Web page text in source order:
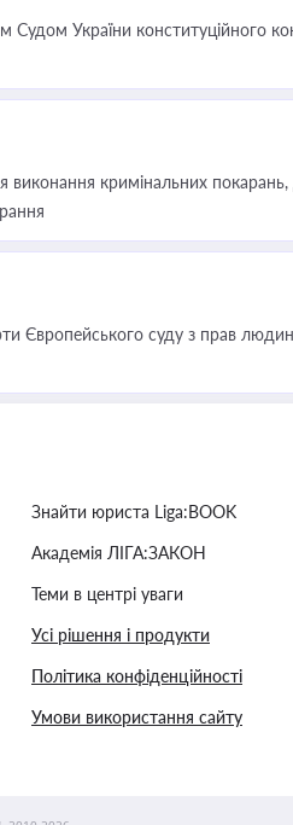
Судом України конституційного
кримінальних покарань,
Європейського суду з прав
Знайти юриста Liga:BOOK
Академія ЛІГА:ЗАКОН
Теми в центрі уваги
Усі рішення і продукти
Політика конфіденційності
Умови використання сайту